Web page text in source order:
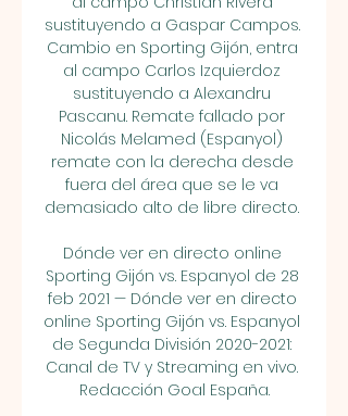
sustituyendo a Gaspar Campos.
Cambio en Sporting Gijón, entra
al campo Carlos Izquierdoz
sustituyendo a Alexandru
Pascanu. Remate fallado por
Nicolás Melamed (Espanyol)
remate con la derecha desde
fuera del área que se le va
demasiado alto de libre directo.
Dónde ver en directo online
Sporting Gijón vs. Espanyol de 28
feb 2021 — Dónde ver en directo
online Sporting Gijón vs. Espanyol
de Segunda División 2020-2021:
Canal de TV y Streaming en vivo.
Redacción Goal España.